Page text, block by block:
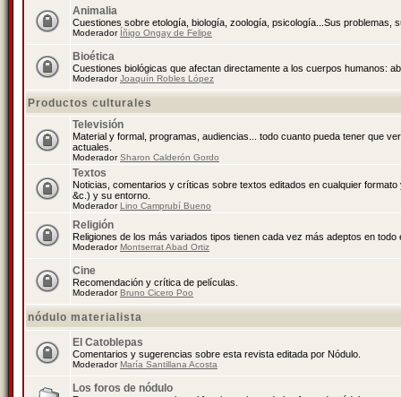
Animalia
Cuestiones sobre etología, biología, zoología, psicología...Sus problemas,
Moderador Íñigo Ongay de Felipe
Bioética
Cuestiones biológicas que afectan directamente a los cuerpos humanos:
ModeradorJoaquín Robles López
Productos culturales
Televisión
Material y formal, programas, audiencias... todo cuanto pueda tener que
actuales.
ModeradorSharon Calderón Gordo
Textos
Noticias, comentarios y críticas sobre textos editados en cualquier
&c.) y su entorno.
ModeradorLino Camprubí Bueno
Religión
Religiones de los más variados tipos tienen cada vez más adeptos en todo
ModeradorMontserrat Abad Ortiz
Cine
Recomendación y crítica de películas.
ModeradorBruno Cicero Poo
nódulo materialista
El Catoblepas
Comentarios y sugerencias sobre esta revista editada por Nódulo.
ModeradorMaría Santillana Acosta
Los foros de nódulo